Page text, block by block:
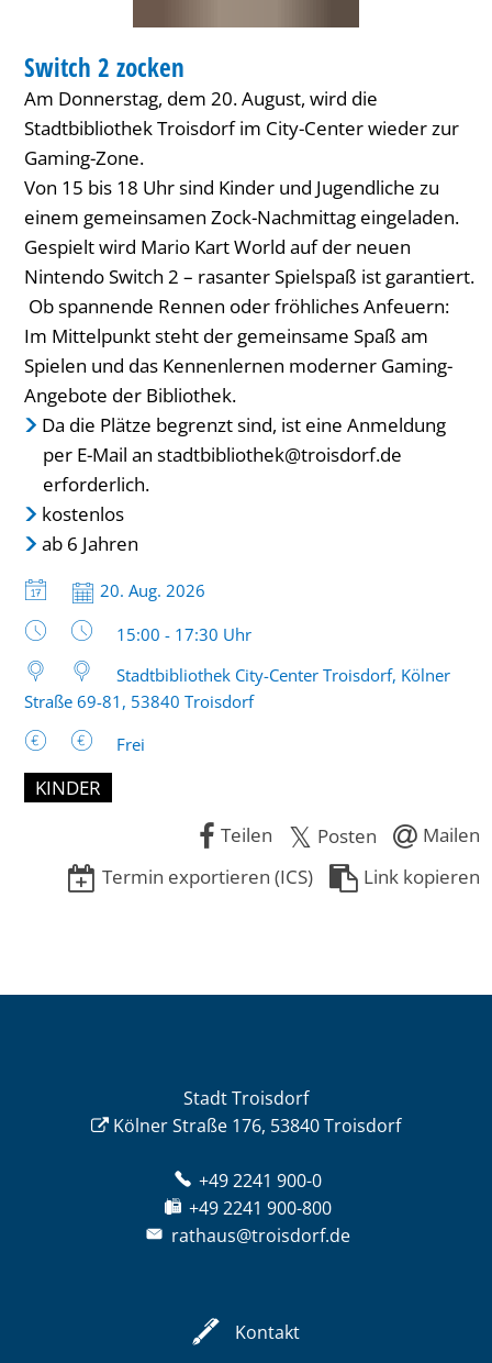
KATEGORIE: BIBLIOTHEK
Switch 2 zocken
Am Donnerstag, dem 20. August, wird die
Stadtbibliothek Troisdorf im City-Center wieder zur
Gaming-Zone.
Von 15 bis 18 Uhr sind Kinder und Jugendliche zu
einem gemeinsamen Zock-Nachmittag eingeladen.
Gespielt wird Mario Kart World auf der neuen
Nintendo Switch 2 – rasanter Spielspaß ist garantiert.
Ob spannende Rennen oder fröhliches Anfeuern:
Im Mittelpunkt steht der gemeinsame Spaß am
Spielen und das Kennenlernen moderner Gaming-
Angebote der Bibliothek.
Da die Plätze begrenzt sind, ist eine Anmeldung
per E-Mail an stadtbibliothek@troisdorf.de
erforderlich.
kostenlos
ab 6 Jahren
Datum:
20. Aug. 2026
Uhrzeit:
15:00 - 17:30 Uhr
Stadtbibliothek City-Center Troisdorf, Kölner
Straße 69-81, 53840 Troisdorf
Frei
KINDER
Teilen
Posten
Mailen
Termin exportieren (ICS)
Link kopieren
Stadt Troisdorf
Kölner Straße 176, 53840 Troisdorf
+49 2241 900-0
+49 2241 900-800
rathaus@troisdorf.de
Kontakt